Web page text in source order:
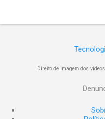
Direito de imagem dos